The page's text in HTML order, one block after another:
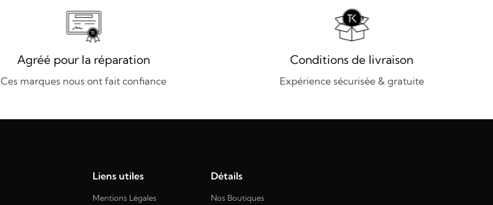
Agréé pour la réparation
Ces marques nous ont fait confiance
Conditions de livraison
Expérience sécurisée & gratuite
Liens utiles
Mentions Légales
Détails
Nos Boutiques